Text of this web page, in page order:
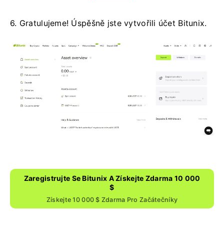
6. Gratulujeme! Úspěšně jste vytvořili účet Bitunix.
Zaregistrujte Se Bitunix A Získejte Zdarma 10 000
$
Získejte 10 000 $ Zdarma Pro Začátečníky